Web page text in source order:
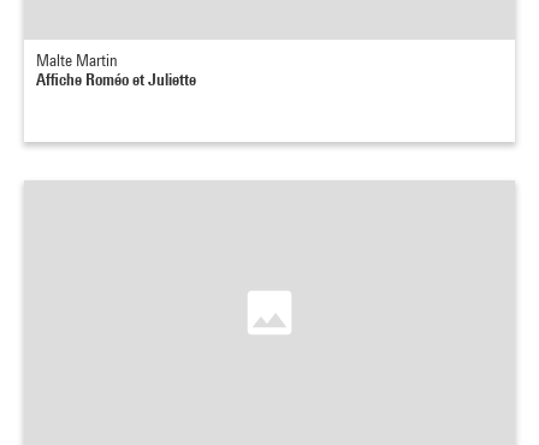
Malte Martin
Affiche Roméo et Juliette